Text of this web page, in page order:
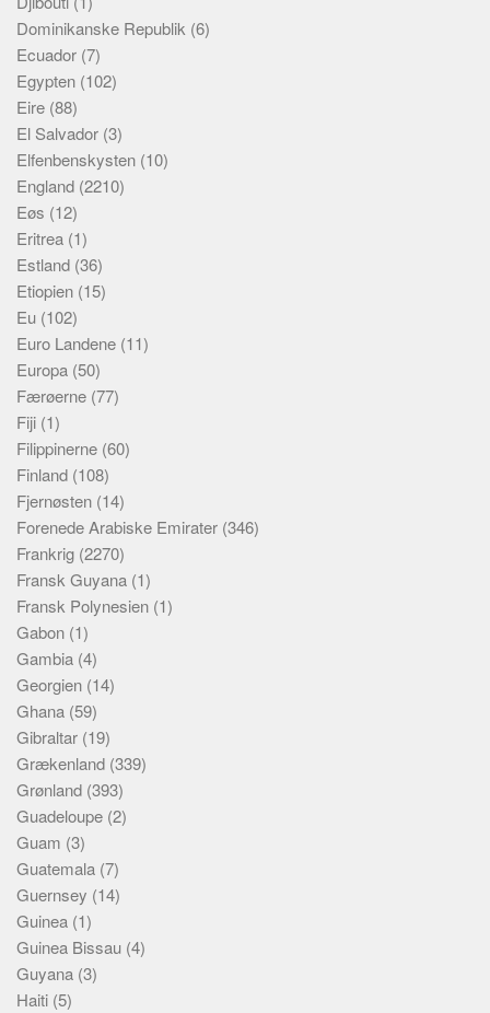
Dominikanske Republik (6)
Ecuador (7)
Egypten (102)
Eire (88)
El Salvador (3)
Elfenbenskysten (10)
England (2210)
Eøs (12)
Eritrea (1)
Estland (36)
Etiopien (15)
Eu (102)
Euro Landene (11)
Europa (50)
Færøerne (77)
Fiji (1)
Filippinerne (60)
Finland (108)
Fjernøsten (14)
Forenede Arabiske Emirater (346)
Frankrig (2270)
Fransk Guyana (1)
Fransk Polynesien (1)
Gabon (1)
Gambia (4)
Georgien (14)
Ghana (59)
Gibraltar (19)
Grækenland (339)
Grønland (393)
Guadeloupe (2)
Guam (3)
Guatemala (7)
Guernsey (14)
Guinea (1)
Guinea Bissau (4)
Guyana (3)
Haiti (5)